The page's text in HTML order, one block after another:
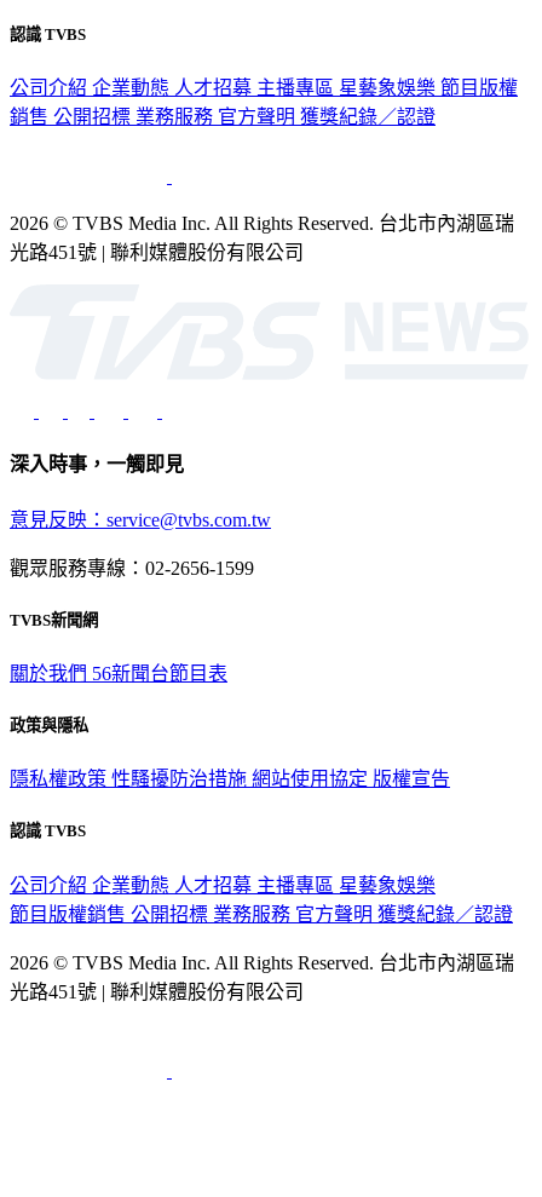
認識 TVBS
公司介紹 企業動態 人才招募 主播專區 星藝象娛樂 節目版權
銷售 公開招標 業務服務 官方聲明 獲獎紀錄／認證
2026 © TVBS Media Inc. All Rights Reserved. 台北市內湖區瑞
光路451號 | 聯利媒體股份有限公司
深入時事，一觸即見
意見反映：service@tvbs.com.tw
觀眾服務專線：02-2656-1599
TVBS新聞網
關於我們 56新聞台節目表
政策與隱私
隱私權政策 性騷擾防治措施 網站使用協定 版權宣告
認識 TVBS
公司介紹 企業動態 人才招募 主播專區 星藝象娛樂
節目版權銷售 公開招標 業務服務 官方聲明 獲獎紀錄／認證
2026 © TVBS Media Inc. All Rights Reserved. 台北市內湖區瑞
光路451號 | 聯利媒體股份有限公司